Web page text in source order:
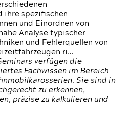
ihre spezifischen
und Einordnen von
Analyse typischer
und Fehlerquellen von
ri…
verfügen die
Fachwissen im Bereich
Sie sind in
zu erkennen,
präzise zu kalkulieren und